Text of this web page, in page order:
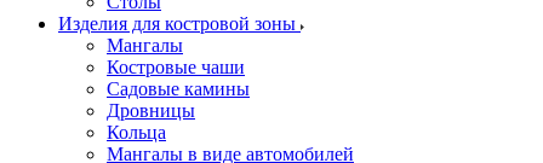
Изделия для костровой зоны
Мангалы
Костровые чаши
Садовые камины
Дровницы
Кольца
Мангалы в виде автомобилей